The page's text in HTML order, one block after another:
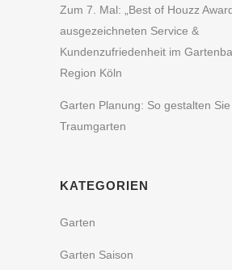
Zum 7. Mal: „Best of Houzz
ausgezeichneten Service &
Kundenzufriedenheit im
Region Köln
Garten Planung: So gestalten
Traumgarten
KATEGORIEN
Garten
Garten Saison